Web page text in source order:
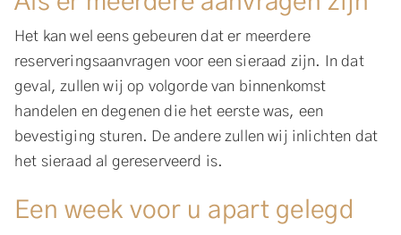
Het kan wel eens gebeuren dat er meerdere
reserveringsaanvragen voor een sieraad zijn. In dat
geval, zullen wij op volgorde van binnenkomst
handelen en degenen die het eerste was, een
bevestiging sturen. De andere zullen wij inlichten dat
het sieraad al gereserveerd is.
Een week voor u apart gelegd